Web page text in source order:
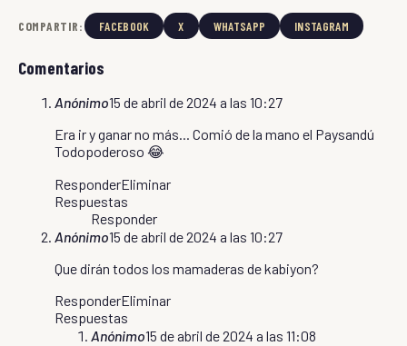
COMPARTIR: FACEBOOK X WHATSAPP INSTAGRAM
Comentarios
Anónimo15 de abril de 2024 a las 10:27
Era ir y ganar no más... Comió de la mano el Paysandú
Todopoderoso 😂
ResponderEliminar
Respuestas
Responder
Anónimo15 de abril de 2024 a las 10:27
Que dirán todos los mamaderas de kabiyon?
ResponderEliminar
Respuestas
Anónimo15 de abril de 2024 a las 11:08